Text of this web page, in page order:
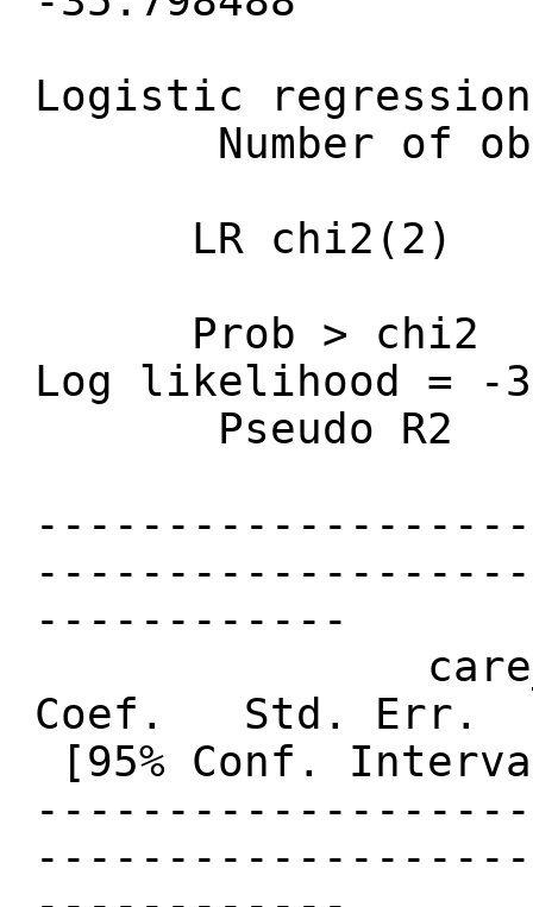
Logistic
Number
LR
Prob >
Log
Pseudo
------------
Coef. Std.
[95% Conf.